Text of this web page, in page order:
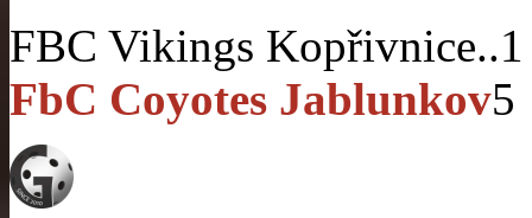
FBC Vikings Kopřivnice..1
FbC Coyotes Jablunkov5